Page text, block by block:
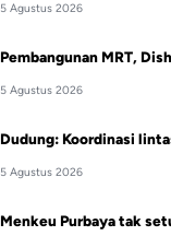
5 Agustus 2026
Pembangunan MRT,
5 Agustus 2026
Dudung: Koordinasi
5 Agustus 2026
Menkeu Purbaya tak